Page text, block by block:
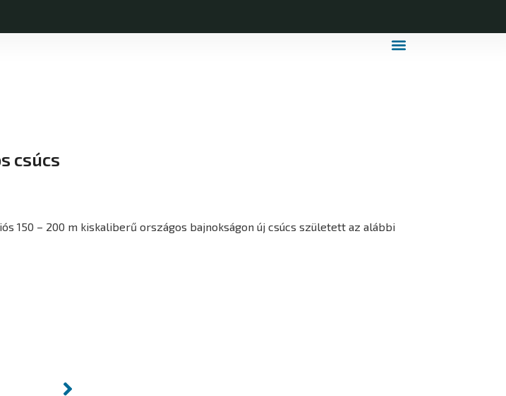
csúcs
150 – 200 m kiskaliberű országos bajnokságon új csúcs született az alábbi